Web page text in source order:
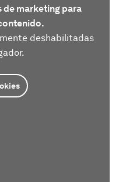
marketing para
deshabilitadas